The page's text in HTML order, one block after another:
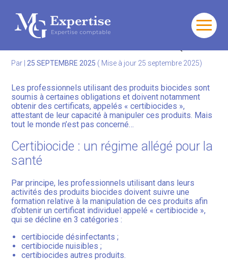
Aller
Gérer votre quotidien
Facturation Électronique
CERTIBIOCIDE : POUR QUI ?
Par 25 SEPTEMBRE 2025 ( Mise à jour 25 septembre 2025)
Les professionnels utilisant des produits biocides sont
soumis à certaines obligations et doivent notamment
obtenir des certificats, appelés « certibiocides »,
attestant de leur capacité à manipuler ces produits. Mais
tout le monde n’est pas concerné…
Certibiocide : un régime allégé pour la
santé
Par principe, les professionnels utilisant dans leurs
activités des produits biocides doivent suivre une
formation relative à la manipulation de ces produits afin
d’obtenir un certificat individuel appelé « certibiocide »,
qui se décline en 3 catégories :
certibiocide désinfectants ;
certibiocide nuisibles ;
certibiocides autres produits.